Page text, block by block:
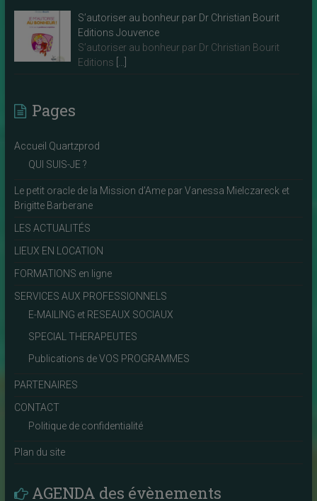
S’autoriser au bonheur par Dr Christian Bourit
Editions Jouvence
S’autoriser au bonheur par Dr Christian Bourit
Editions […]
Pages
Accueil Quartzprod
QUI SUIS-JE ?
Le petit oracle de la Mission d’Ame par Vanessa Mielczareck et
Brigitte Barberane
LES ACTUALITÉS
LIEUX EN LOCATION
FORMATIONS en ligne
SERVICES AUX PROFESSIONNELS
E-MAILING et RESEAUX SOCIAUX
SPECIAL THERAPEUTES
Publications de VOS PROGRAMMES
PARTENAIRES
CONTACT
Politique de confidentialité
Plan du site
AGENDA des évènements